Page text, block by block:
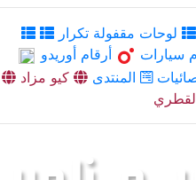
لوحات مقفولة تكرار
سيارات
أرقام أوريدو
المنتدى
كيو مزاد